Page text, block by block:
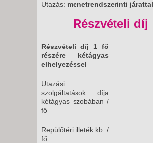
Utazás: menetrendszerinti járattal
Részvételi díj
Részvételi díj 1 fő
részére kétágyas
elhelyezéssel
Utazási
szolgáltatások díja
kétágyas szobában /
fő
Repülőtéri illeték kb. /
fő